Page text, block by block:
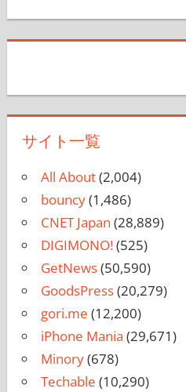
サイト一覧
All About(2,004)
bouncy(1,486)
CNET Japan (28,889)
DIGIMONO!(525)
GetNews(50,590)
GoodsPress(20,279)
gori.me (12,200)
iPhone Mania (29,671)
Minory(678)
Techable (10,290)